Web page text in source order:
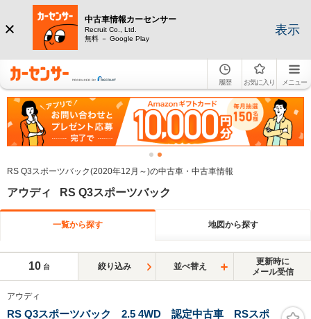
中古車情報カーセンサー
Recruit Co., Ltd.
無料 － Google Play
表示
履歴 お気に入り メニュー
RS Q3スポーツバック(2020年12月～)の中古車・中古車情報
アウディ RS Q3スポーツバック
一覧から探す 地図から探す
10 台 絞り込み 並べ替え
更新時に
メール受信
アウディ
RS Q3スポーツバック 2.5 4WD 認定中古車 RSスポ